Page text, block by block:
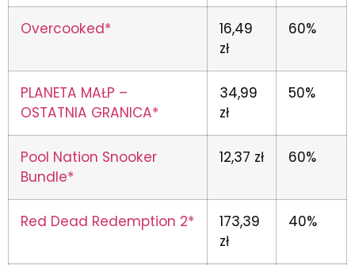
Overcooked*
16,49
zł
60%
PLANETA MAŁP –
OSTATNIA GRANICA*
34,99
zł
50%
Pool Nation Snooker
Bundle*
12,37 zł 60%
Red Dead Redemption 2*
173,39
zł
40%